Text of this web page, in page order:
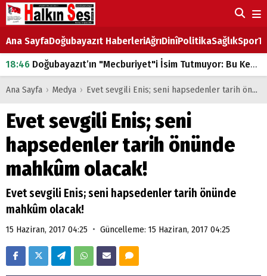
Ana SayfaDoğubayazıt HaberleriAğrıDinîPolitikaSağlıkSpor
18:46 Doğubayazıt’ın "Mecburiyet"i İsim Tutmuyor: Bu Kez de Mem u Zîn Oldu!
07:53Doğubayazıt’ta Ekmek Fiyatlarına Zam
Doğubayazıt'ta çocukların sırtındaki ağır yük
DEVLET ve HÜKÜMET
18:29ÇARŞI CADDESİ YAZ BOZ TAHTASI
Ana Sayfa › Medya › Evet sevgili Enis; seni hapsedenler tarih önünde mahkûm olacak!
Evet sevgili Enis; seni
hapsedenler tarih önünde
mahkûm olacak!
Evet sevgili Enis; seni hapsedenler tarih önünde
mahkûm olacak!
15 Haziran, 2017 04:25 • Güncelleme: 15 Haziran, 2017 04:25